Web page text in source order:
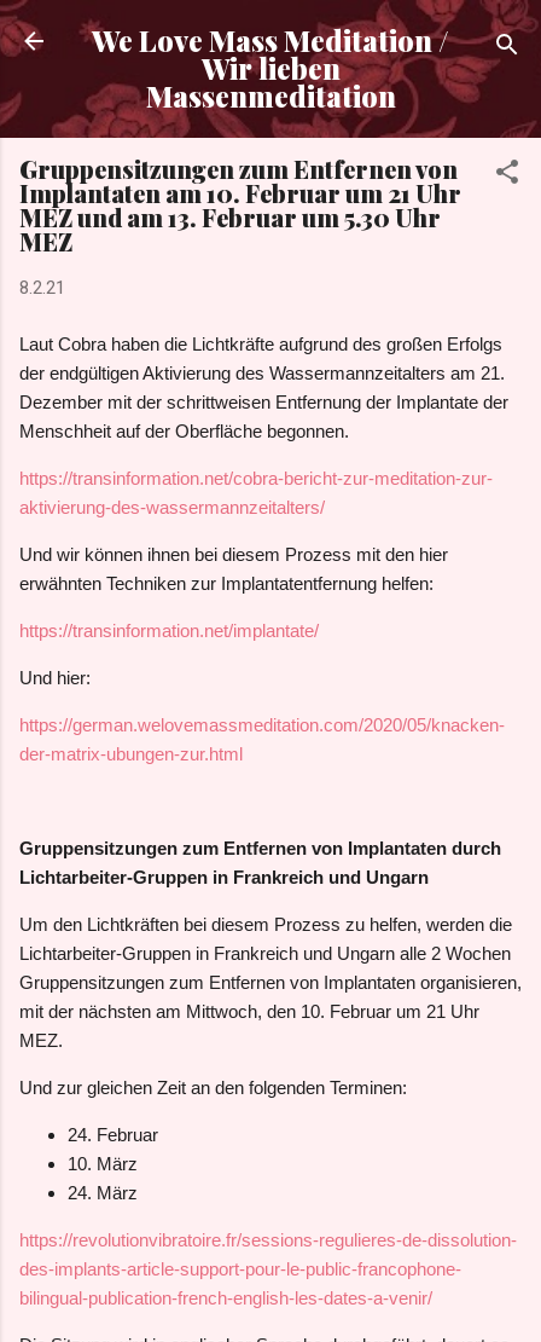
Direkt zum Hauptbereich
We Love Mass Meditation /
Wir lieben
Massenmeditation
Gruppensitzungen zum Entfernen von
Implantaten am 10. Februar um 21 Uhr
MEZ und am 13. Februar um 5.30 Uhr
MEZ
8.2.21
Laut Cobra haben die Lichtkräfte aufgrund des großen Erfolgs
der endgültigen Aktivierung des Wassermannzeitalters am 21.
Dezember mit der schrittweisen Entfernung der Implantate der
Menschheit auf der Oberfläche begonnen.
https://transinformation.net/cobra-bericht-zur-meditation-zur-
aktivierung-des-wassermannzeitalters/
Und wir können ihnen bei diesem Prozess mit den hier
erwähnten Techniken zur Implantatentfernung helfen:
https://transinformation.net/implantate/
Und hier:
https://german.welovemassmeditation.com/2020/05/knacken-
der-matrix-ubungen-zur.html
Gruppensitzungen zum Entfernen von Implantaten durch
Lichtarbeiter-Gruppen in Frankreich und Ungarn
Um den Lichtkräften bei diesem Prozess zu helfen, werden die
Lichtarbeiter-Gruppen in Frankreich und Ungarn alle 2 Wochen
Gruppensitzungen zum Entfernen von Implantaten organisieren,
mit der nächsten am Mittwoch, den 10. Februar um 21 Uhr
MEZ.
Und zur gleichen Zeit an den folgenden Terminen:
24. Februar
10. März
24. März
https://revolutionvibratoire.fr/sessions-regulieres-de-dissolution-
des-implants-article-support-pour-le-public-francophone-
bilingual-publication-french-english-les-dates-a-venir/